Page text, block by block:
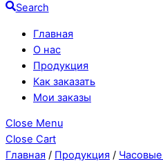
Search
Главная
О нас
Продукция
Как заказать
Мои заказы
Close Menu
Close Cart
Главная / Продукция /